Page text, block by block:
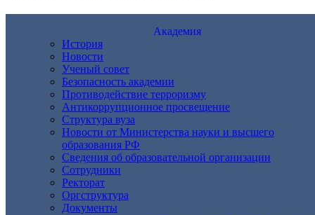
Академия
История
Новости
Ученый совет
Безопасность академии
Противодействие терроризму
Антикоррупционное просвещение
Структура вуза
Новости от Министерства науки и высшего
образования РФ
Сведения об образовательной организации
Сотрудники
Ректорат
Оргструктура
Документы